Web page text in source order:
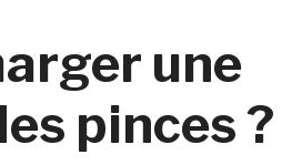
une
pinces ?